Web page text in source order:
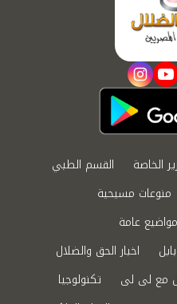
youtube
instagram
الخاصة
القسم الطبي
منوعات مسيحية
مواضيع عامة
اخبار الحق والضلال
مع لى لى
تكنولوجيا